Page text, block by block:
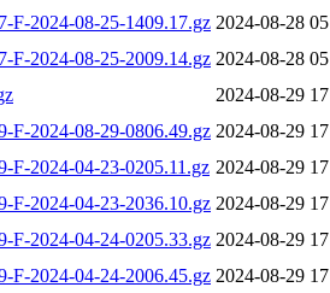
F-2024-08-25-1409.17.gz 2024-08-28
F-2024-08-25-2009.14.gz 2024-08-28
2024-08-29
F-2024-08-29-0806.49.gz 2024-08-29
F-2024-04-23-0205.11.gz 2024-08-29
F-2024-04-23-2036.10.gz 2024-08-29
F-2024-04-24-0205.33.gz 2024-08-29
F-2024-04-24-2006.45.gz 2024-08-29